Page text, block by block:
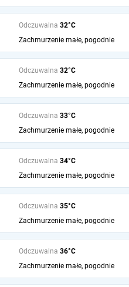
Odczuwalna 32°C
Zachmurzenie małe, pogodnie
Odczuwalna 32°C
Zachmurzenie małe, pogodnie
Odczuwalna 33°C
Zachmurzenie małe, pogodnie
Odczuwalna 34°C
Zachmurzenie małe, pogodnie
Odczuwalna 35°C
Zachmurzenie małe, pogodnie
Odczuwalna 36°C
Zachmurzenie małe, pogodnie